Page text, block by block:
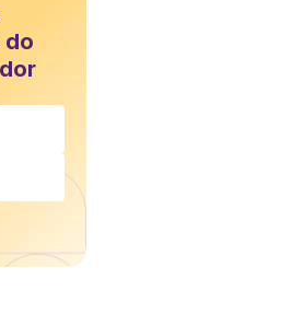
do